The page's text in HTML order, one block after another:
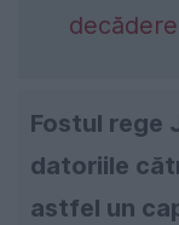
Fostul rege
datoriile
astfel un